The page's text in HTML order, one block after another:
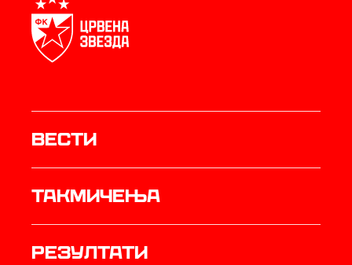
Вести
Такмичења
резултати